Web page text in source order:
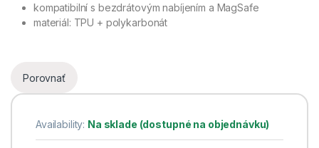
kompatibilní s bezdrátovým nabíjením a MagSafe
materiál: TPU + polykarbonát
Porovnať
Availability: Na sklade (dostupné na objednávku)